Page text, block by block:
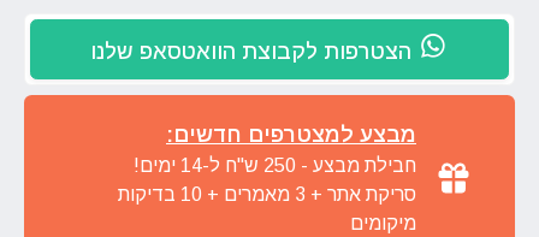
הצטרפות לקבוצת הוואטסאפ שלנו
מבצע למצטרפים חדשים:
חבילת מבצע - 250 ש"ח ל-14 ימים!
סריקת אתר + 3 מאמרים + 10 בדיקות
מיקומים